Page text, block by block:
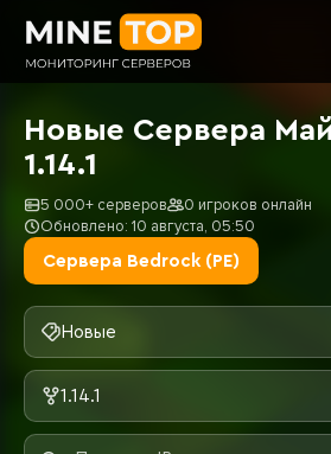
Новые Сервера
1.14.1
5 000+ серверов
0 игроков онлайн
Обновлено: 10 августа, 05:50
Сервера Bedrock (PE)
Новые
1.14.1